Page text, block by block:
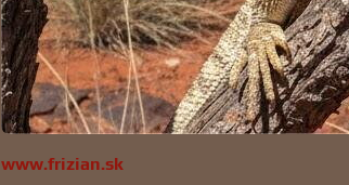
www.frizian.sk